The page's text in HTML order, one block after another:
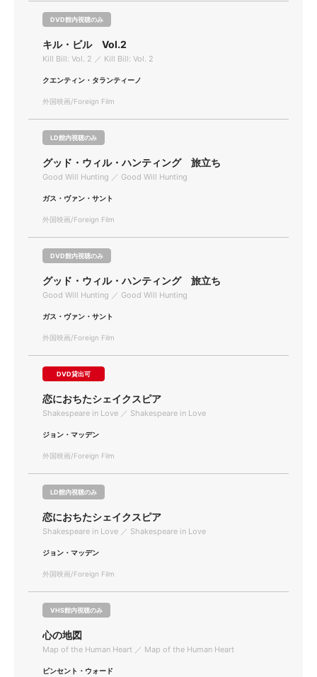
DVD館内視聴のみ
キル・ビル Vol.2
Kill Bill: Vol. 2 ／ Kill Bill: Vol. 2
クエンティン・タランティーノ
外国映画/Foreign Film
LD館内視聴のみ
グッド・ウィル・ハンティング 旅立ち
Good Will Hunting ／ Good Will Hunting
ガス・ヴァン・サント
外国映画/Foreign Film
DVD館内視聴のみ
グッド・ウィル・ハンティング 旅立ち
Good Will Hunting ／ Good Will Hunting
ガス・ヴァン・サント
外国映画/Foreign Film
DVD貸出可
恋におちたシェイクスピア
Shakespeare in Love ／ Shakespeare in Love
ジョン・マッデン
外国映画/Foreign Film
LD館内視聴のみ
恋におちたシェイクスピア
Shakespeare in Love ／ Shakespeare in Love
ジョン・マッデン
外国映画/Foreign Film
VHS館内視聴のみ
心の地図
Map of the Human Heart ／ Map of the Human Heart
ビンセント・ウォード